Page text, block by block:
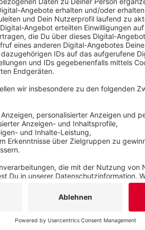
wenn die Nachfrage wieder steigt,
Omikron-Variante angepasst sind.
Veröffentlicht:Montag, 07.02.2022 15:55
Anzeige